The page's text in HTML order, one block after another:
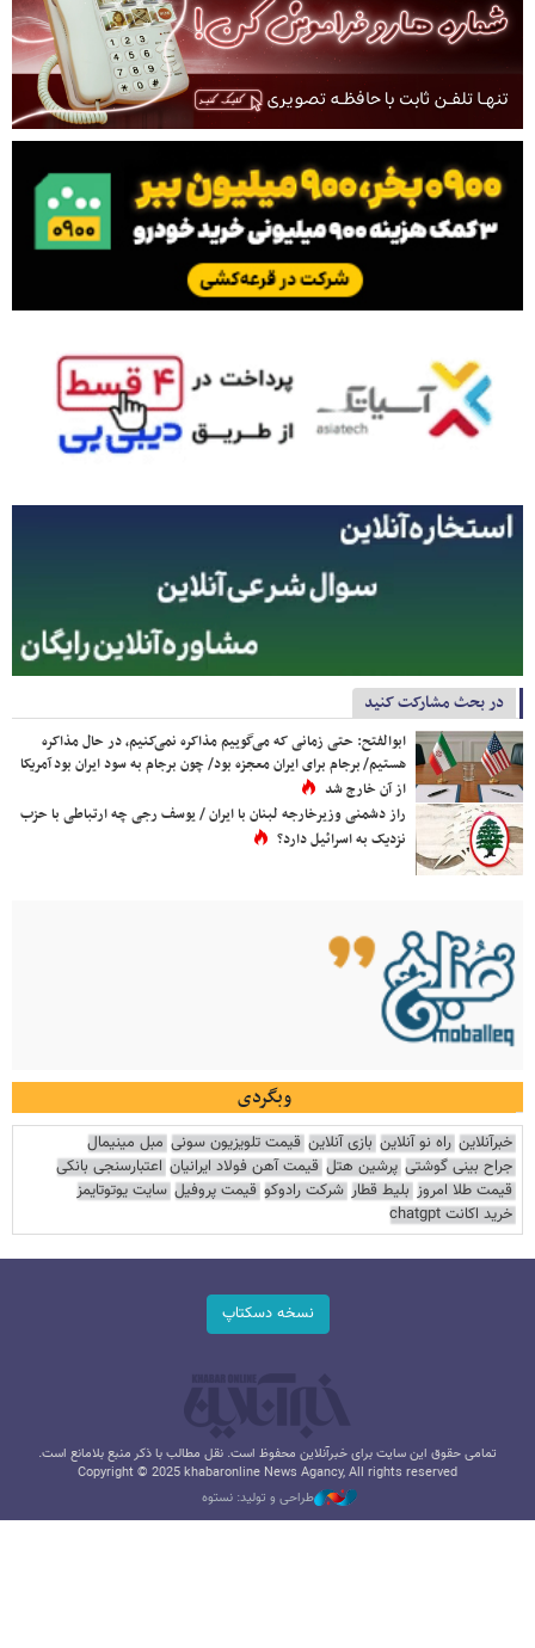
در بحث مشارکت کنید
ابوالفتح: حتی زمانی که می‌گوییم مذاکره نمی‌کنیم، در حال مذاکره
هستیم/ برجام برای ایران معجزه بود/ چون برجام به سود ایران بود آمریکا
از آن خارج شد
راز دشمنی وزیرخارجه لبنان با ایران / یوسف رجی چه ارتباطی با حزب
نزدیک به اسرائیل دارد؟
وبگردی
خبرآنلاین راه نو آنلاین بازی آنلاین قیمت تلویزیون سونی مبل مینیمال
جراح بینی گوشتی پرشین هتل قیمت آهن فولاد ایرانیان اعتبارسنجی بانکی
قیمت طلا امروز بلیط قطار شرکت رادوکو قیمت پروفیل سایت یوتوتایمز
خرید اکانت chatgpt
نسخه دسکتاپ
تمامی حقوق این سایت برای خبرآنلاین محفوظ است. نقل مطالب با ذکر منبع بلامانع است.
Copyright © 2025 khabaronline News Agancy, All rights reserved
طراحی و تولید: نستوه